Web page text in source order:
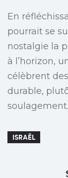
En
pourrait se
nostalgie la
à l’horizon,
célèbrent
durable,
soulagement.
ISRAËL